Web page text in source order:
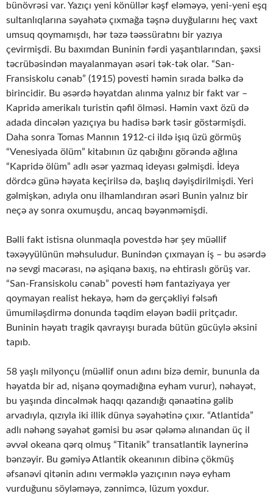
bünövrəsi var. Yazıçı yeni könüllər kəşf eləməyə, yeni-yeni eşq
sultanlıqlarına səyahətə çıxmağa təşnə duyğularını heç vaxt
umsuq qoymamışdı, hər təzə təəssüratını bir yazıya
çevirmişdi. Bu baxımdan Buninin fərdi yaşantılarından, şəxsi
təcrübəsindən mayalanmayan əsəri tək-tək olar. “San-
Fransiskolu cənab” (1915) povesti həmin sırada bəlkə də
birincidir. Bu əsərdə həyatdan alınma yalnız bir fakt var –
Kapridə amerikalı turistin qəfil ölməsi. Həmin vaxt özü də
adada dincələn yazıçıya bu hadisə bərk təsir göstərmişdi.
Daha sonra Tomas Mannın 1912-ci ildə işıq üzü görmüş
“Venesiyada ölüm” kitabının üz qabığını görəndə ağlına
“Kapridə ölüm” adlı əsər yazmaq ideyası gəlmişdi. İdeya
dördcə günə həyata keçirilsə də, başlıq dəyişdirilmişdi. Yeri
gəlmişkən, adıyla onu ilhamlandıran əsəri Bunin yalnız bir
neçə ay sonra oxumuşdu, ancaq bəyənməmişdi.
Bəlli fakt istisna olunmaqla povestdə hər şey müəllif
təxəyyülünün məhsuludur. Bunindən çıxmayan iş – bu əsərdə
nə sevgi macərası, nə aşiqanə baxış, nə ehtiraslı görüş var.
“San-Fransiskolu cənab” povesti həm fantaziyaya yer
qoymayan realist hekayə, həm də gerçəkliyi fəlsəfi
ümumiləşdirmə donunda təqdim eləyən bədii pritçadır.
Buninin həyatı tragik qavrayışı burada bütün gücüylə əksini
tapıb.
58 yaşlı milyonçu (müəllif onun adını bizə demir, bununla da
həyatda bir ad, nişanə qoymadığına eyham vurur), nəhayət,
bu yaşında dincəlmək haqqı qazandığı qənaətinə gəlib
arvadıyla, qızıyla iki illik dünya səyahətinə çıxır. “Atlantida”
adlı nəhəng səyahət gəmisi bu əsər qələmə alınandan üç il
əvvəl okeana qərq olmuş “Titanik” transatlantik laynerinə
bənzəyir. Bu gəmiyə Atlantik okeanının dibinə çökmüş
əfsanəvi qitənin adını verməklə yazıçının nəyə eyham
vurduğunu söyləməyə, zənnimcə, lüzum yoxdur.